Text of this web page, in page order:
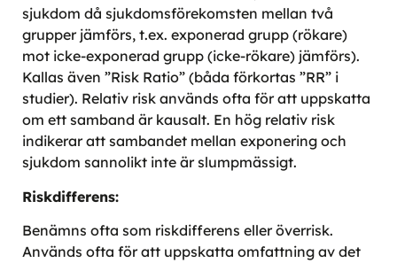
sjukdom då sjukdomsförekomsten mellan två
grupper jämförs, t.ex. exponerad grupp (rökare)
mot icke-exponerad grupp (icke-rökare) jämförs).
Kallas även ”Risk Ratio” (båda förkortas ”RR” i
studier). Relativ risk används ofta för att uppskatta
om ett samband är kausalt. En hög relativ risk
indikerar att sambandet mellan exponering och
sjukdom sannolikt inte är slumpmässigt.
Riskdifferens:
Benämns ofta som riskdifferens eller överrisk.
Används ofta för att uppskatta omfattning av det